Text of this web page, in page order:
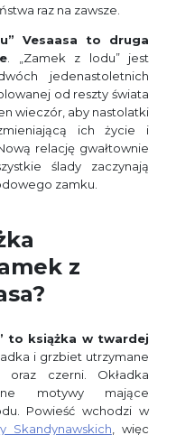
raz na zawsze.
Vesaasa to druga
. „Zamek z lodu” jest
jedenastoletnich
od reszty świata
wieczór, aby nastolatki
ich życie i
relację gwałtownie
ślady zaczynają
zamku.
z
to książka w twardej
i grzbiet utrzymane
czerni. Okładka
motywy mające
Powieść wchodzi w
Skandynawskich , więc